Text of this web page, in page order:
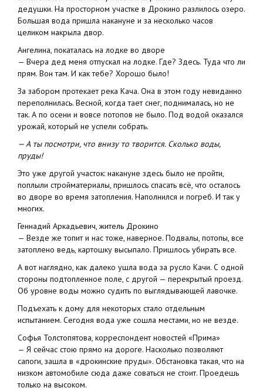
дедушки. На просторном участке в Дрокино разлилось озеро.
Большая вода пришла накануне и за несколько часов
целиком накрыла двор.
Ангелина, покаталась на лодке во дворе
— Вчера дед меня отпускал на лодке. Где? Здесь. Туда что ли
прям. Вон там. И как тебе? Хорошо было!
За забором протекает река Кача. Она в этом году невиданно
переполнилась. Весной, когда тает снег, поднималась, но не
так. А по осени и вовсе потопов не было. Под водой оказался
урожай, который не успели собрать.
— А ты посмотри, что внизу то творится. Сколько воды,
пруды!
Это уже другой участок: накануне здесь было не пройти,
поплыли стройматериалы, пришлось спасать всё, что осталось
во дворе во время затопления. Наполнился и погреб. И так у
многих.
Геннадий Аркадьевич, житель Дрокино
— Везде же топит и нас тоже, наверное. Подвалы, потопы, все
затоплено ведь, картошку высыпало. Пришлось убирать все.
А вот наглядно, как далеко ушла вода за русло Качи. С одной
стороны подтопленное поле, с другой — перекрытый проезд.
Об уровне воды можно судить по выглядывающей лавочке.
Подъехать к дому для некоторых стало отдельным
испытанием. Сегодня вода уже сошла местами, но не везде.
Софья Толстопятова, корреспондент новостей «Прима»
— Я сейчас стою прямо на дороге. Насколько позволяют
сапоги, зашла в «дрокинские пруды». Обстановка такая, что на
низком автомобиле сюда даже соваться не стоит. Проедешь
только на высоком.